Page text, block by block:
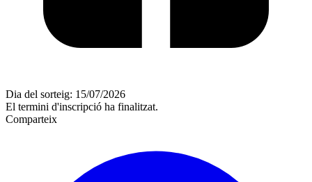
Dia del sorteig: 15/07/2026
El termini d'inscripció ha finalitzat.
Comparteix